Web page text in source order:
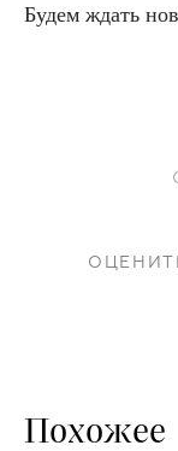
Будем ждать
Похожее